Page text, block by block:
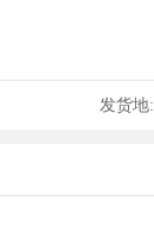
发货地: